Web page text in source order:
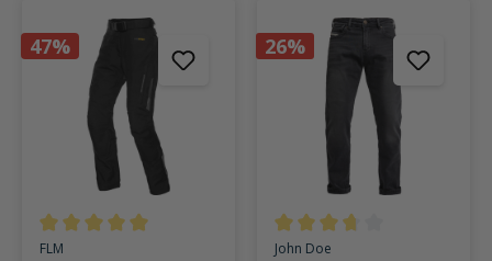
47%
Durchschnittliche Bewertung von 5 von 5 Sternen
FLM
26%
Durchschnittliche Bewertung
John Doe